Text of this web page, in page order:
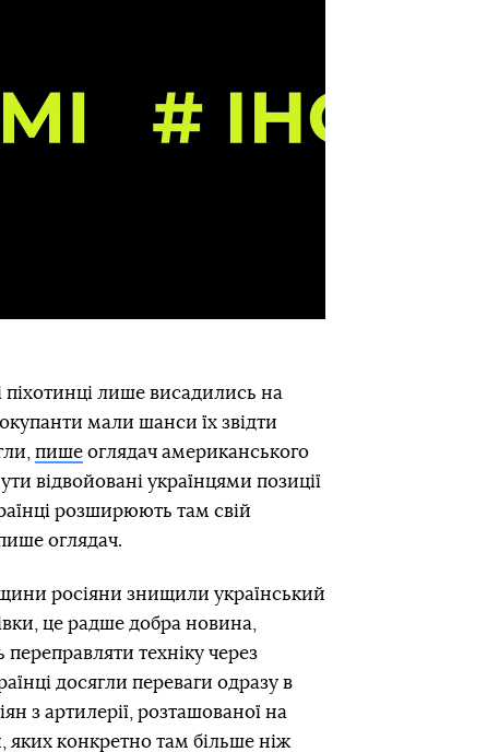
піхотинці лише висадились на
мали шанси їх звідти
пише оглядач американського
відвойовані українцями позиції
розширюють там свій
оглядач.
росіяни знищили український
це радше добра новина,
техніку через
досягли переваги одразу в
з артилерії, розташованої на
яких конкретно там більше ніж